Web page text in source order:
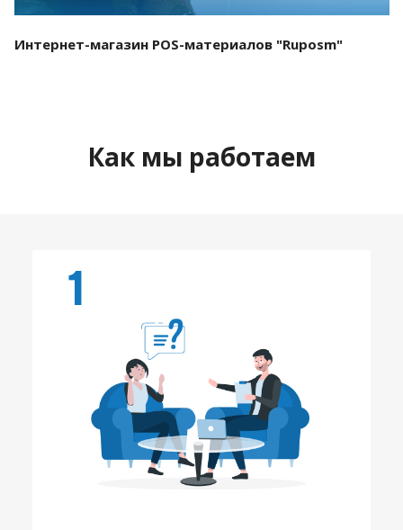
Интернет-магазин POS-материалов "Ruposm"
Как мы работаем
1